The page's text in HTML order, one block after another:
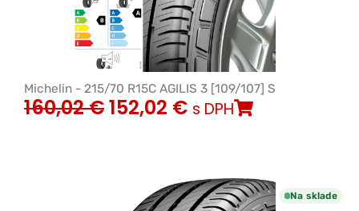
Michelin - 215/70 R15C AGILIS 3 [109/107] S
160,02€152,02 € s DPH
Na sklade